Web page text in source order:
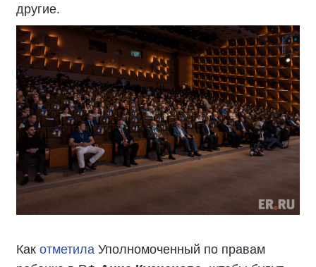
другие.
Как отметила Уполномоченный по правам